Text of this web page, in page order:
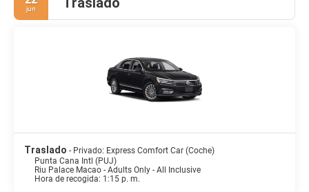
jun
Traslado - Privado: Express Comfort Car (Coche)
Punta Cana Intl (PUJ)
Riu Palace Macao - Adults Only - All Inclusive
Hora de recogida: 1:15 p. m.